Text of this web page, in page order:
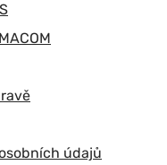
údajů